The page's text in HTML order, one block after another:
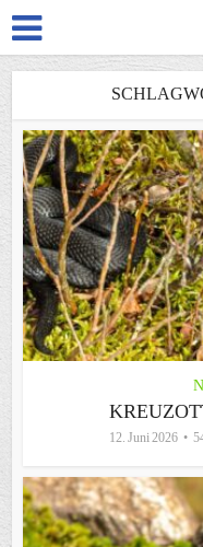
12. Juni 2026